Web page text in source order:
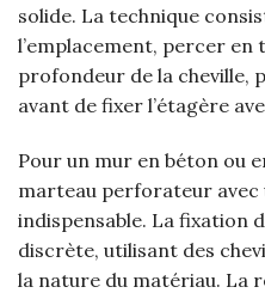
solide. La technique
l’emplacement, percer
profondeur de la cheville,
avant de fixer l’étagère
Pour un mur en béton ou
marteau perforateur
indispensable. La fixation
discrète, utilisant des
la nature du matériau. La